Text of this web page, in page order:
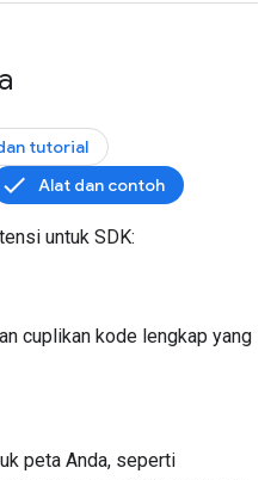
tutorial
Alat dan contoh
untuk SDK:
cuplikan kode lengkap yang
peta Anda, seperti